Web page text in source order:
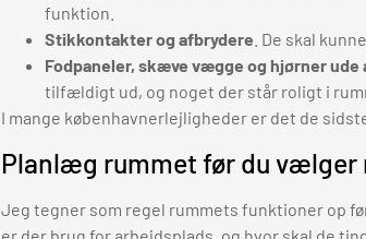
funktion.
Stikkontakter og afbrydere . De skal
Fodpaneler, skæve vægge og hjørner ude
tilfældigt ud, og noget der står roligt i
I mange københavnerlejligheder er det de
Planlæg rummet før du vælger
Jeg tegner som regel rummets funktioner op